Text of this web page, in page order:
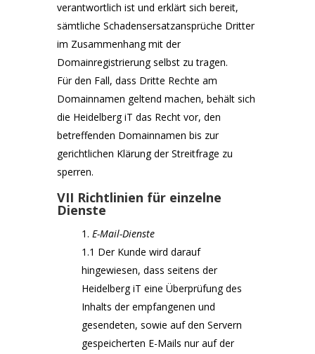
verantwortlich ist und erklärt sich bereit,
sämtliche Schadensersatzansprüche Dritter
im Zusammenhang mit der
Domainregistrierung selbst zu tragen.
Für den Fall, dass Dritte Rechte am
Domainnamen geltend machen, behält sich
die Heidelberg iT das Recht vor, den
betreffenden Domainnamen bis zur
gerichtlichen Klärung der Streitfrage zu
sperren.
VII Richtlinien für einzelne
Dienste
E-Mail-Dienste
1.1 Der Kunde wird darauf
hingewiesen, dass seitens der
Heidelberg iT eine Überprüfung des
Inhalts der empfangenen und
gesendeten, sowie auf den Servern
gespeicherten E-Mails nur auf der